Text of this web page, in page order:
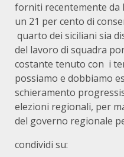
forniti recentemente da
un 21 per cento di
quarto dei siciliani sia
del lavoro di squadra
costante tenuto con i
possiamo e dobbiamo
schieramento
elezioni regionali, per
del governo regionale
condividi su: